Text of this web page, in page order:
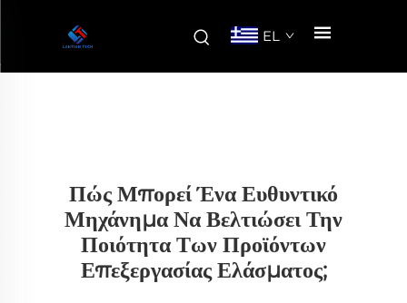
EL
Πώς Μπορεί Ένα Ευθυντικό
Μηχάνημα Να Βελτιώσει Την
Ποιότητα Των Προϊόντων
Επεξεργασίας Ελάσματος;